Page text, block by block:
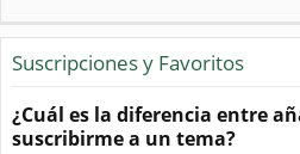
Suscripciones y Favoritos
¿Cuál es la diferencia entre
suscribirme a un tema?